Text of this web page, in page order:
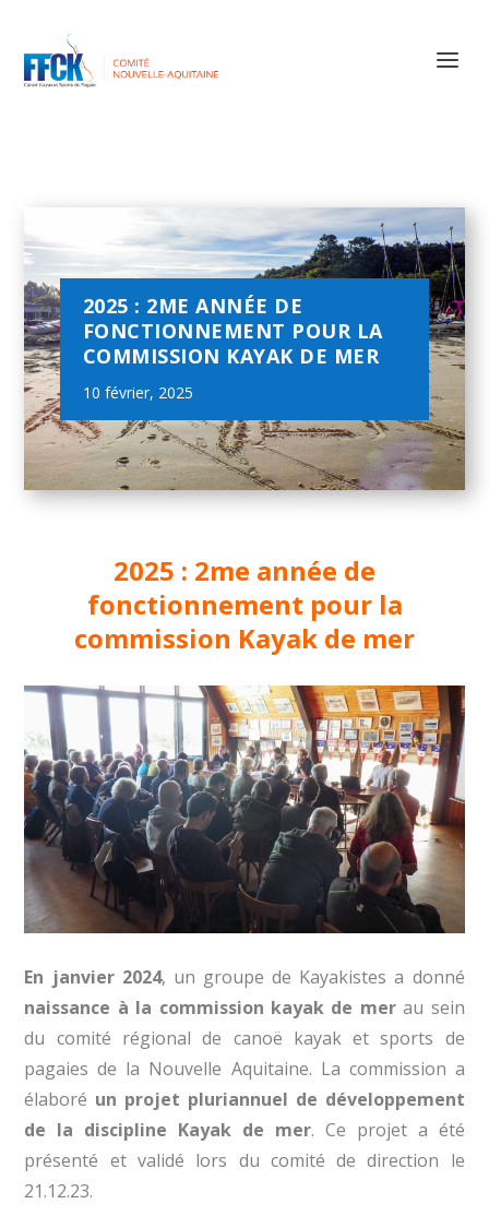
2025 : 2ME ANNÉE DE
FONCTIONNEMENT POUR LA
COMMISSION KAYAK DE MER
10 février, 2025
2025 : 2me année de
fonctionnement pour la
commission Kayak de mer
En janvier 2024, un groupe de Kayakistes a donné
naissance à la commission kayak de merau sein
du comité régional de canoë kayak et sports de
pagaies de la Nouvelle Aquitaine. La commission a
élaboré un projet pluriannuel de développement
de la discipline Kayak de mer. Ce projet a été
présenté et validé lors du comité de direction le
21.12.23.